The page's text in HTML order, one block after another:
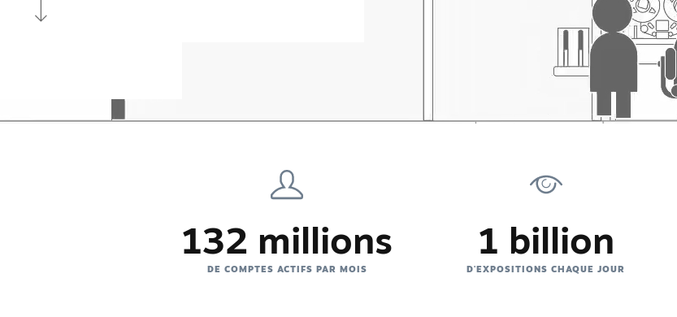
132 millions
DE COMPTES ACTIFS PAR MOIS
1 billion
D'EXPOSITIONS CHAQUE JOUR